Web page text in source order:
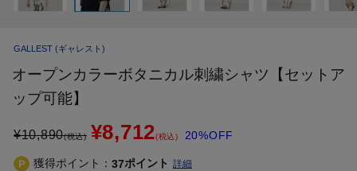
GALLEST (ギャレスト)
オープンカラーボタニカル刺繍シャツ【セットア
ップ可能】
¥10,890(税込) ¥8,712(税込) 20%OFF
獲得ポイント： 37ポイント 詳細